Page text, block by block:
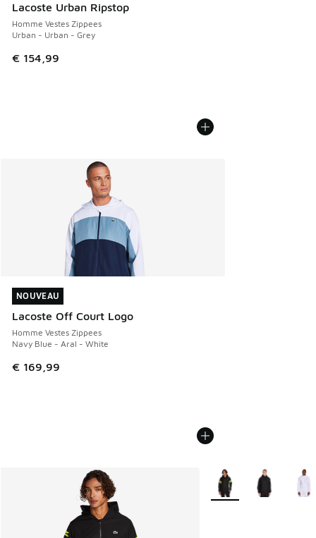
Lacoste Urban Ripstop
Homme Vestes Zippees
Urban - Urban - Grey
€ 154,99
NOUVEAU
Lacoste Off Court Logo
Homme Vestes Zippees
Navy Blue - Aral - White
€ 169,99
NOUVEAU
Plus de couleurs